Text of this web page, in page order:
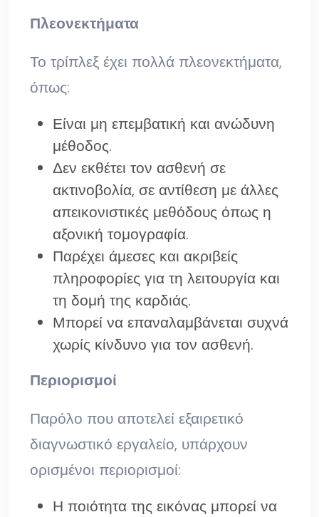
Πλεονεκτήματα
Το τρίπλεξ έχει πολλά πλεονεκτήματα,
όπως:
Είναι μη επεμβατική και ανώδυνη
μέθοδος.
Δεν εκθέτει τον ασθενή σε
ακτινοβολία, σε αντίθεση με άλλες
απεικονιστικές μεθόδους όπως η
αξονική τομογραφία.
Παρέχει άμεσες και ακριβείς
πληροφορίες για τη λειτουργία και
τη δομή της καρδιάς.
Μπορεί να επαναλαμβάνεται συχνά
χωρίς κίνδυνο για τον ασθενή.
Περιορισμοί
Παρόλο που αποτελεί εξαιρετικό
διαγνωστικό εργαλείο, υπάρχουν
ορισμένοι περιορισμοί:
Η ποιότητα της εικόνας μπορεί να